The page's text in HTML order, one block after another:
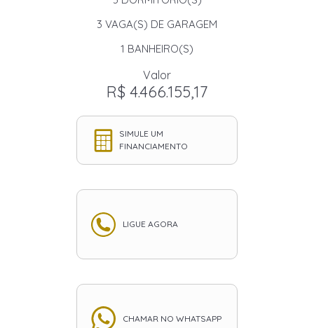
3 VAGA(S) DE GARAGEM
1 BANHEIRO(S)
Valor
R$ 4.466.155,17
SIMULE UM
FINANCIAMENTO
LIGUE AGORA
CHAMAR NO WHATSAPP